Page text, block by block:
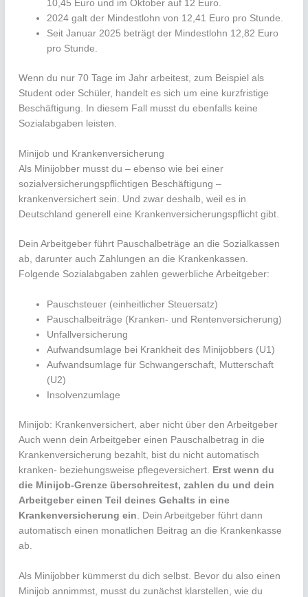
10,45 Euro und im Oktober auf 12 Euro.
2024 galt der Mindestlohn von 12,41 Euro pro Stunde.
Seit Januar 2025 beträgt der Mindestlohn 12,82 Euro
pro Stunde.
Wenn du nur 70 Tage im Jahr arbeitest, zum Beispiel als
Student oder Schüler, handelt es sich um eine kurzfristige
Beschäftigung. In diesem Fall musst du ebenfalls keine
Sozialabgaben leisten.
Minijob und Krankenversicherung
Als Minijobber musst du – ebenso wie bei einer
sozialversicherungspflichtigen Beschäftigung –
krankenversichert sein. Und zwar deshalb, weil es in
Deutschland generell eine Krankenversicherungspflicht gibt.
Dein Arbeitgeber führt Pauschalbeträge an die Sozialkassen
ab, darunter auch Zahlungen an die Krankenkassen.
Folgende Sozialabgaben zahlen gewerbliche Arbeitgeber:
Pauschsteuer (einheitlicher Steuersatz)
Pauschalbeiträge (Kranken- und Rentenversicherung)
Unfallversicherung
Aufwandsumlage bei Krankheit des Minijobbers (U1)
Aufwandsumlage für Schwangerschaft, Mutterschaft
(U2)
Insolvenzumlage
Minijob: Krankenversichert, aber nicht über den Arbeitgeber
Auch wenn dein Arbeitgeber einen Pauschalbetrag in die
Krankenversicherung bezahlt, bist du nicht automatisch
kranken- beziehungsweise pflegeversichert.
Erst wenn du
die Minijob-Grenze überschreitest, zahlen du und dein
Arbeitgeber einen Teil deines Gehalts in eine
Krankenversicherung ein . Dein Arbeitgeber führt dann
automatisch einen monatlichen Beitrag an die Krankenkasse
ab.
Als Minijobber kümmerst du dich selbst. Bevor du also einen
Minijob annimmst, musst du zunächst klarstellen, wie du